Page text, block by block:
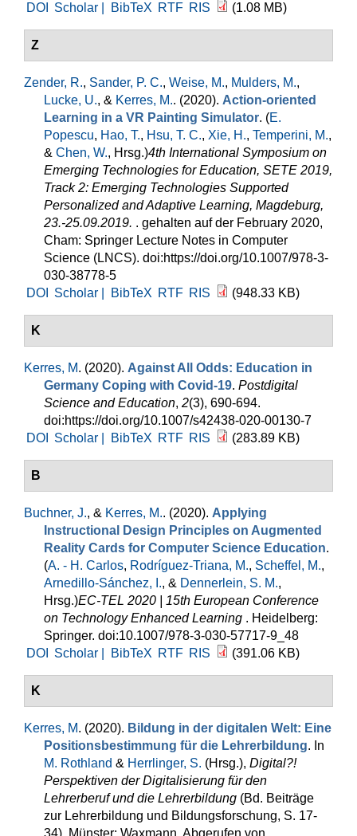
DOI
Scholar | BibTeX RTF RIS (1.08 MB)
Z
Zender, R., Sander, P. C., Weise, M., Mulders, M.,
Lucke, U., & Kerres, M.. (2020). Action-oriented
Learning in a VR Painting Simulator. (E.
Popescu, Hao, T., Hsu, T. C., Xie, H., Temperini, M.,
& Chen, W., Hrsg.)4th International Symposium on
Emerging Technologies for Education, SETE 2019,
Track 2: Emerging Technologies Supported
Personalized and Adaptive Learning, Magdeburg,
23.-25.09.2019. . gehalten auf der February 2020,
Cham: Springer Lecture Notes in Computer
Science (LNCS). doi:https://doi.org/10.1007/978-3-
030-38778-5
DOI
Scholar | BibTeX RTF RIS (948.33 KB)
K
Kerres, M. (2020). Against All Odds: Education in
Germany Coping with Covid-19. Postdigital
Science and Education, 2(3), 690-694.
doi:https://doi.org/10.1007/s42438-020-00130-7
DOI
Scholar | BibTeX RTF RIS (283.89 KB)
B
Buchner, J., & Kerres, M.. (2020). Applying
Instructional Design Principles on Augmented
Reality Cards for Computer Science Education.
(A. - H. Carlos, Rodríguez-Triana, M., Scheffel, M.,
Arnedillo-Sánchez, I., & Dennerlein, S. M.,
Hrsg.)EC-TEL 2020 | 15th European Conference
on Technology Enhanced Learning . Heidelberg:
Springer. doi:10.1007/978-3-030-57717-9_48
DOI
Scholar | BibTeX RTF RIS (391.06 KB)
K
Kerres, M. (2020). Bildung in der digitalen Welt: Eine
Positionsbestimmung für die Lehrerbildung. In
M. Rothland & Herrlinger, S. (Hrsg.), Digital?!
Perspektiven der Digitalisierung für den
Lehrerberuf und die Lehrerbildung (Bd. Beiträge
zur Lehrerbildung und Bildungsforschung, S. 17-
34). Münster: Waxmann. Abgerufen von